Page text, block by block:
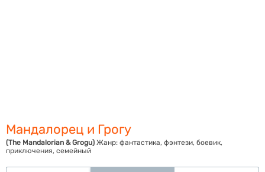
Мандалорец и Грогу
(The Mandalorian & Grogu) Жанр: фантастика, фэнтези, боевик,
приключения, семейный